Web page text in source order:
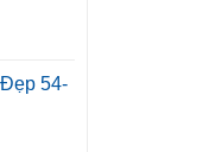
54-